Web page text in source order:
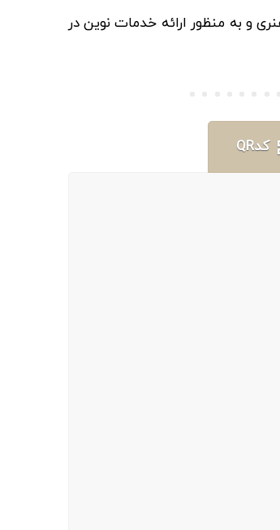
و به منظور ارائه خدمات نوین در
کدQR